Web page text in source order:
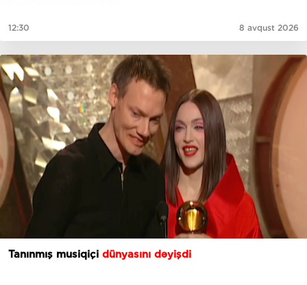
12:30 8 avqust 2026
Tanınmış musiqiçi dünyasını dəyişdi